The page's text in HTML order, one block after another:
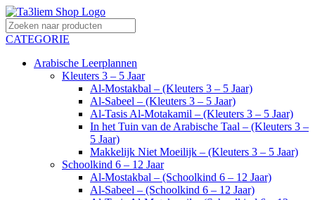
CATEGORIE
Arabische Leerplannen
Kleuters 3 – 5 Jaar
Al-Mostakbal – (Kleuters 3 – 5 Jaar)
Al-Sabeel – (Kleuters 3 – 5 Jaar)
Al-Tasis Al-Motakamil – (Kleuters 3 – 5 Jaar)
In het Tuin van de Arabische Taal – (Kleuters 3 –
5 Jaar)
Makkelijk Niet Moeilijk – (Kleuters 3 – 5 Jaar)
Schoolkind 6 – 12 Jaar
Al-Mostakbal – (Schoolkind 6 – 12 Jaar)
Al-Sabeel – (Schoolkind 6 – 12 Jaar)